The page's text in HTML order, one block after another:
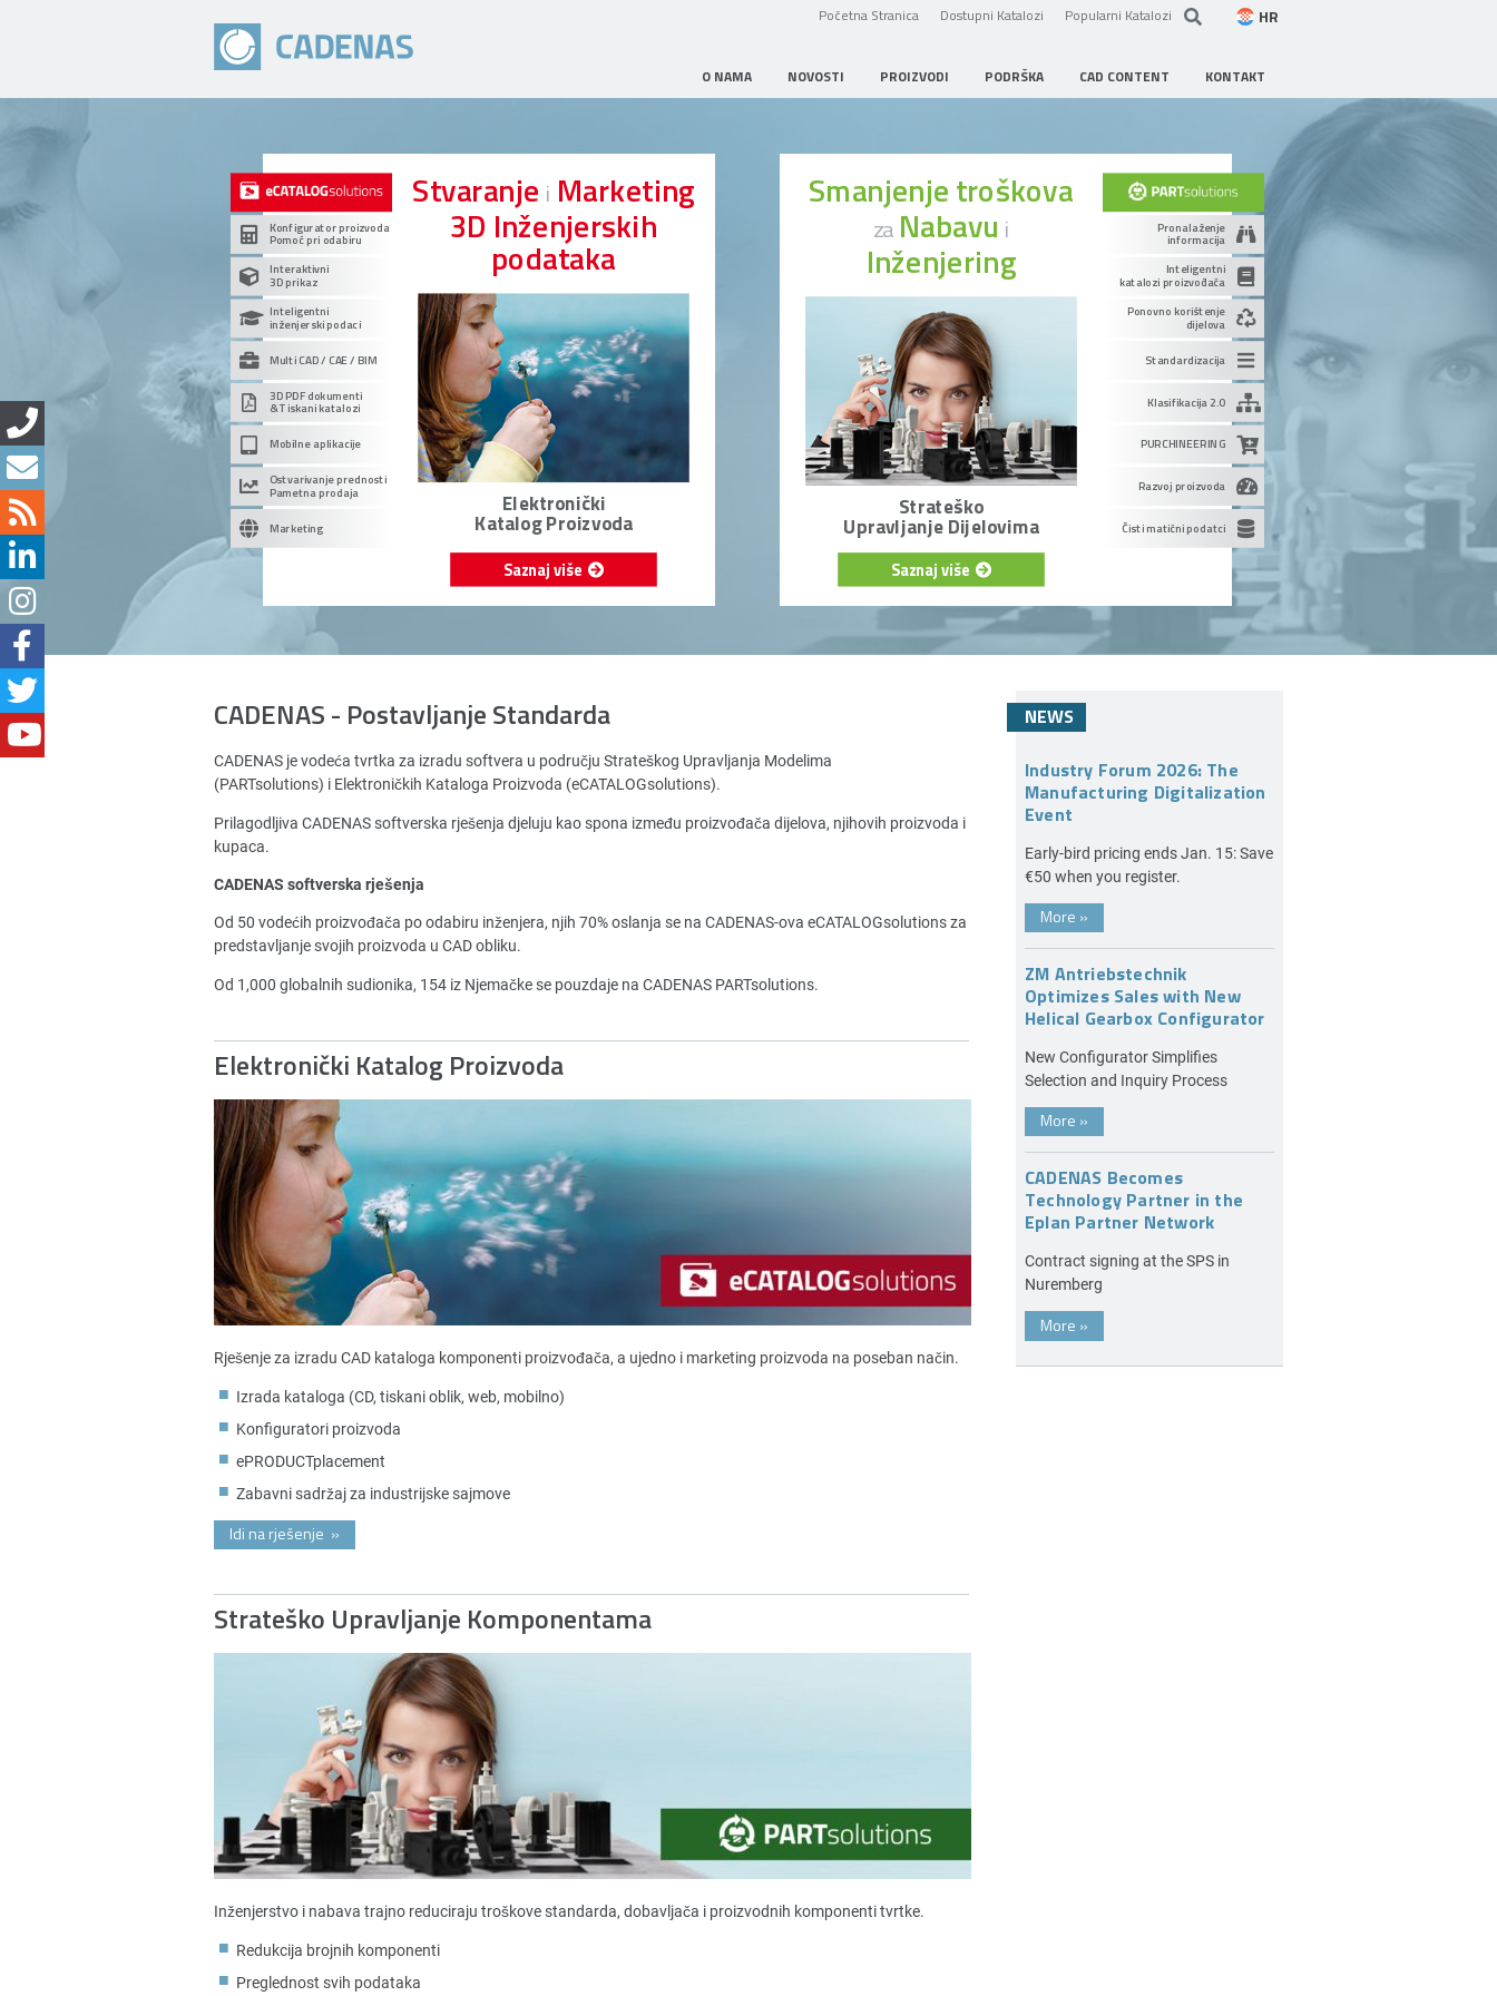
Početna Stranica Dostupni Katalozi Popularni Katalozi HR
O NAMA NOVOSTI PROIZVODI PODRŠKA CAD CONTENT KONTAKT
Konfigurator proizvoda
Pomoć pri odabiru
Interaktivni
3D prikaz
Inteligentni
inženjerski podaci
Multi CAD / CAE / BIM
3D PDF dokumenti
& Tiskani katalozi
Mobilne aplikacije
Ostvarivanje prednosti
Pametna prodaja
Marketing
Stvaranje i Marketing
3D Inženjerskih
podataka
Elektronički
Katalog Proizvoda
Saznaj više
Pronalaženje
informacija
Inteligentni
katalozi proizvođača
Ponovno korištenje
dijelova
Standardizacija
Klasifikacija 2.0
PURCHINEERING
Razvoj proizvoda
Čisti matični podatci
Smanjenje troškova
za Nabavu i
Inženjering
Strateško
Upravljanje Dijelovima
Saznaj više
CADENAS - Postavljanje Standarda
CADENAS je vodeća tvrtka za izradu softvera u području Strateškog Upravljanja Modelima
(PARTsolutions) i Elektroničkih Kataloga Proizvoda (eCATALOGsolutions).
Prilagodljiva CADENAS softverska rješenja djeluju kao spona između proizvođača dijelova, njihovih proizvoda i
kupaca.
CADENAS softverska rješenja
Od 50 vodećih proizvođača po odabiru inženjera, njih 70% oslanja se na CADENAS-ova eCATALOGsolutions za
predstavljanje svojih proizvoda u CAD obliku.
Od 1,000 globalnih sudionika, 154 iz Njemačke se pouzdaje na CADENAS PARTsolutions.
Elektronički Katalog Proizvoda
Rješenje za izradu CAD kataloga komponenti proizvođača, a ujedno i marketing proizvoda na poseban način.
Izrada kataloga (CD, tiskani oblik, web, mobilno)
Konfiguratori proizvoda
ePRODUCTplacement
Zabavni sadržaj za industrijske sajmove
Idi na rješenje »
Strateško Upravljanje Komponentama
Inženjerstvo i nabava trajno reduciraju troškove standarda, dobavljača i proizvodnih komponenti tvrtke.
Redukcija brojnih komponenti
Preglednost svih podataka
NEWS
Industry Forum 2026: The
Manufacturing Digitalization
Event
Early-bird pricing ends Jan. 15: Save
€50 when you register.
More »
ZM Antriebstechnik
Optimizes Sales with New
Helical Gearbox Configurator
New Configurator Simplifies
Selection and Inquiry Process
More »
CADENAS Becomes
Technology Partner in the
Eplan Partner Network
Contract signing at the SPS in
Nuremberg
More »